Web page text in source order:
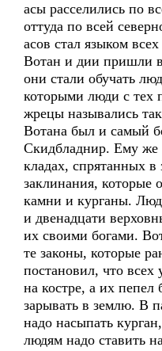
асы расселились по
оттуда по всей
асов стал языком
Вотан и дии пришли
они стали обучать
которыми люди с тех
жрецы назывались
Вотана был и самый
Скидбладнир. Ему же
кладах, спрятанных в
заклинания, которые
камни и курганы.
и двенадцати
их своими богами.
те законы, которые
постановил, что
на костре, а их пепел
зарывать в землю. В
надо насыпать
людям надо ставить